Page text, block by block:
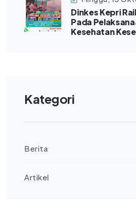
Dinkes Kepri
Pada
Kesehatan
Kategori
Berita
Artikel